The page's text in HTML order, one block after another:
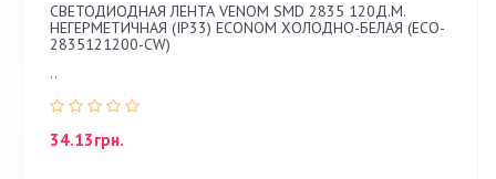
СВЕТОДИОДНАЯ ЛЕНТА VENOM SMD 2835 120Д.М.
НЕГЕРМЕТИЧНАЯ (IP33) ECONOM ХОЛОДНО-БЕЛАЯ (ECO-
2835121200-CW)
..
34.13грн.